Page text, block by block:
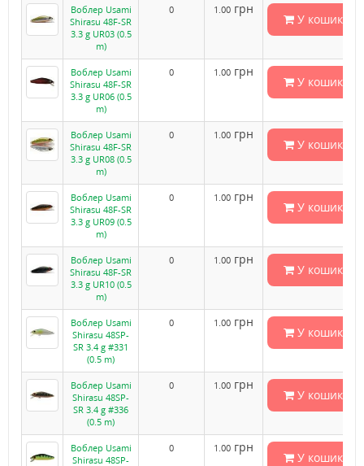
Воблер Usami
Shirasu 48F-SR
3.3 g UR03 (0.5
m)
0 1.00 грн
У кошик
Воблер Usami
Shirasu 48F-SR
3.3 g UR06 (0.5
m)
0 1.00 грн
У кошик
Воблер Usami
Shirasu 48F-SR
3.3 g UR08 (0.5
m)
0 1.00 грн
У кошик
Воблер Usami
Shirasu 48F-SR
3.3 g UR09 (0.5
m)
0 1.00 грн
У кошик
Воблер Usami
Shirasu 48F-SR
3.3 g UR10 (0.5
m)
0 1.00 грн
У кошик
Воблер Usami
Shirasu 48SP-
SR 3.4 g #331
(0.5 m)
0 1.00 грн
У кошик
Воблер Usami
Shirasu 48SP-
SR 3.4 g #336
(0.5 m)
0 1.00 грн
У кошик
Воблер Usami
Shirasu 48SP-
0 1.00 грн
У кошик